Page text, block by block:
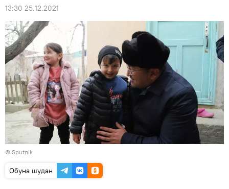
13:30 25.12.2021
© Sputnik
Обуна шудан